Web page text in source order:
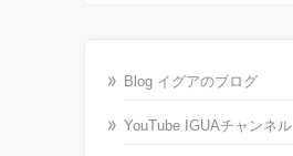
Blog イグアのブログ
YouTube IGUAチャンネル